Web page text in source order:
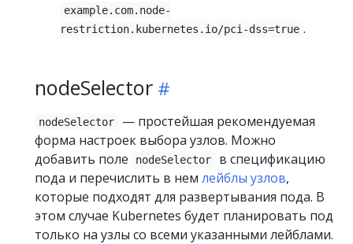
example.com.node-
restriction.kubernetes.io/pci-dss=true .
nodeSelector
nodeSelector
— простейшая рекомендуемая
форма настроек выбора узлов. Можно
добавить поле
nodeSelector
в спецификацию
пода и перечислить в нем лейблы узлов,
которые подходят для развертывания пода. В
этом случае Kubernetes будет планировать под
только на узлы со всеми указанными лейблами.